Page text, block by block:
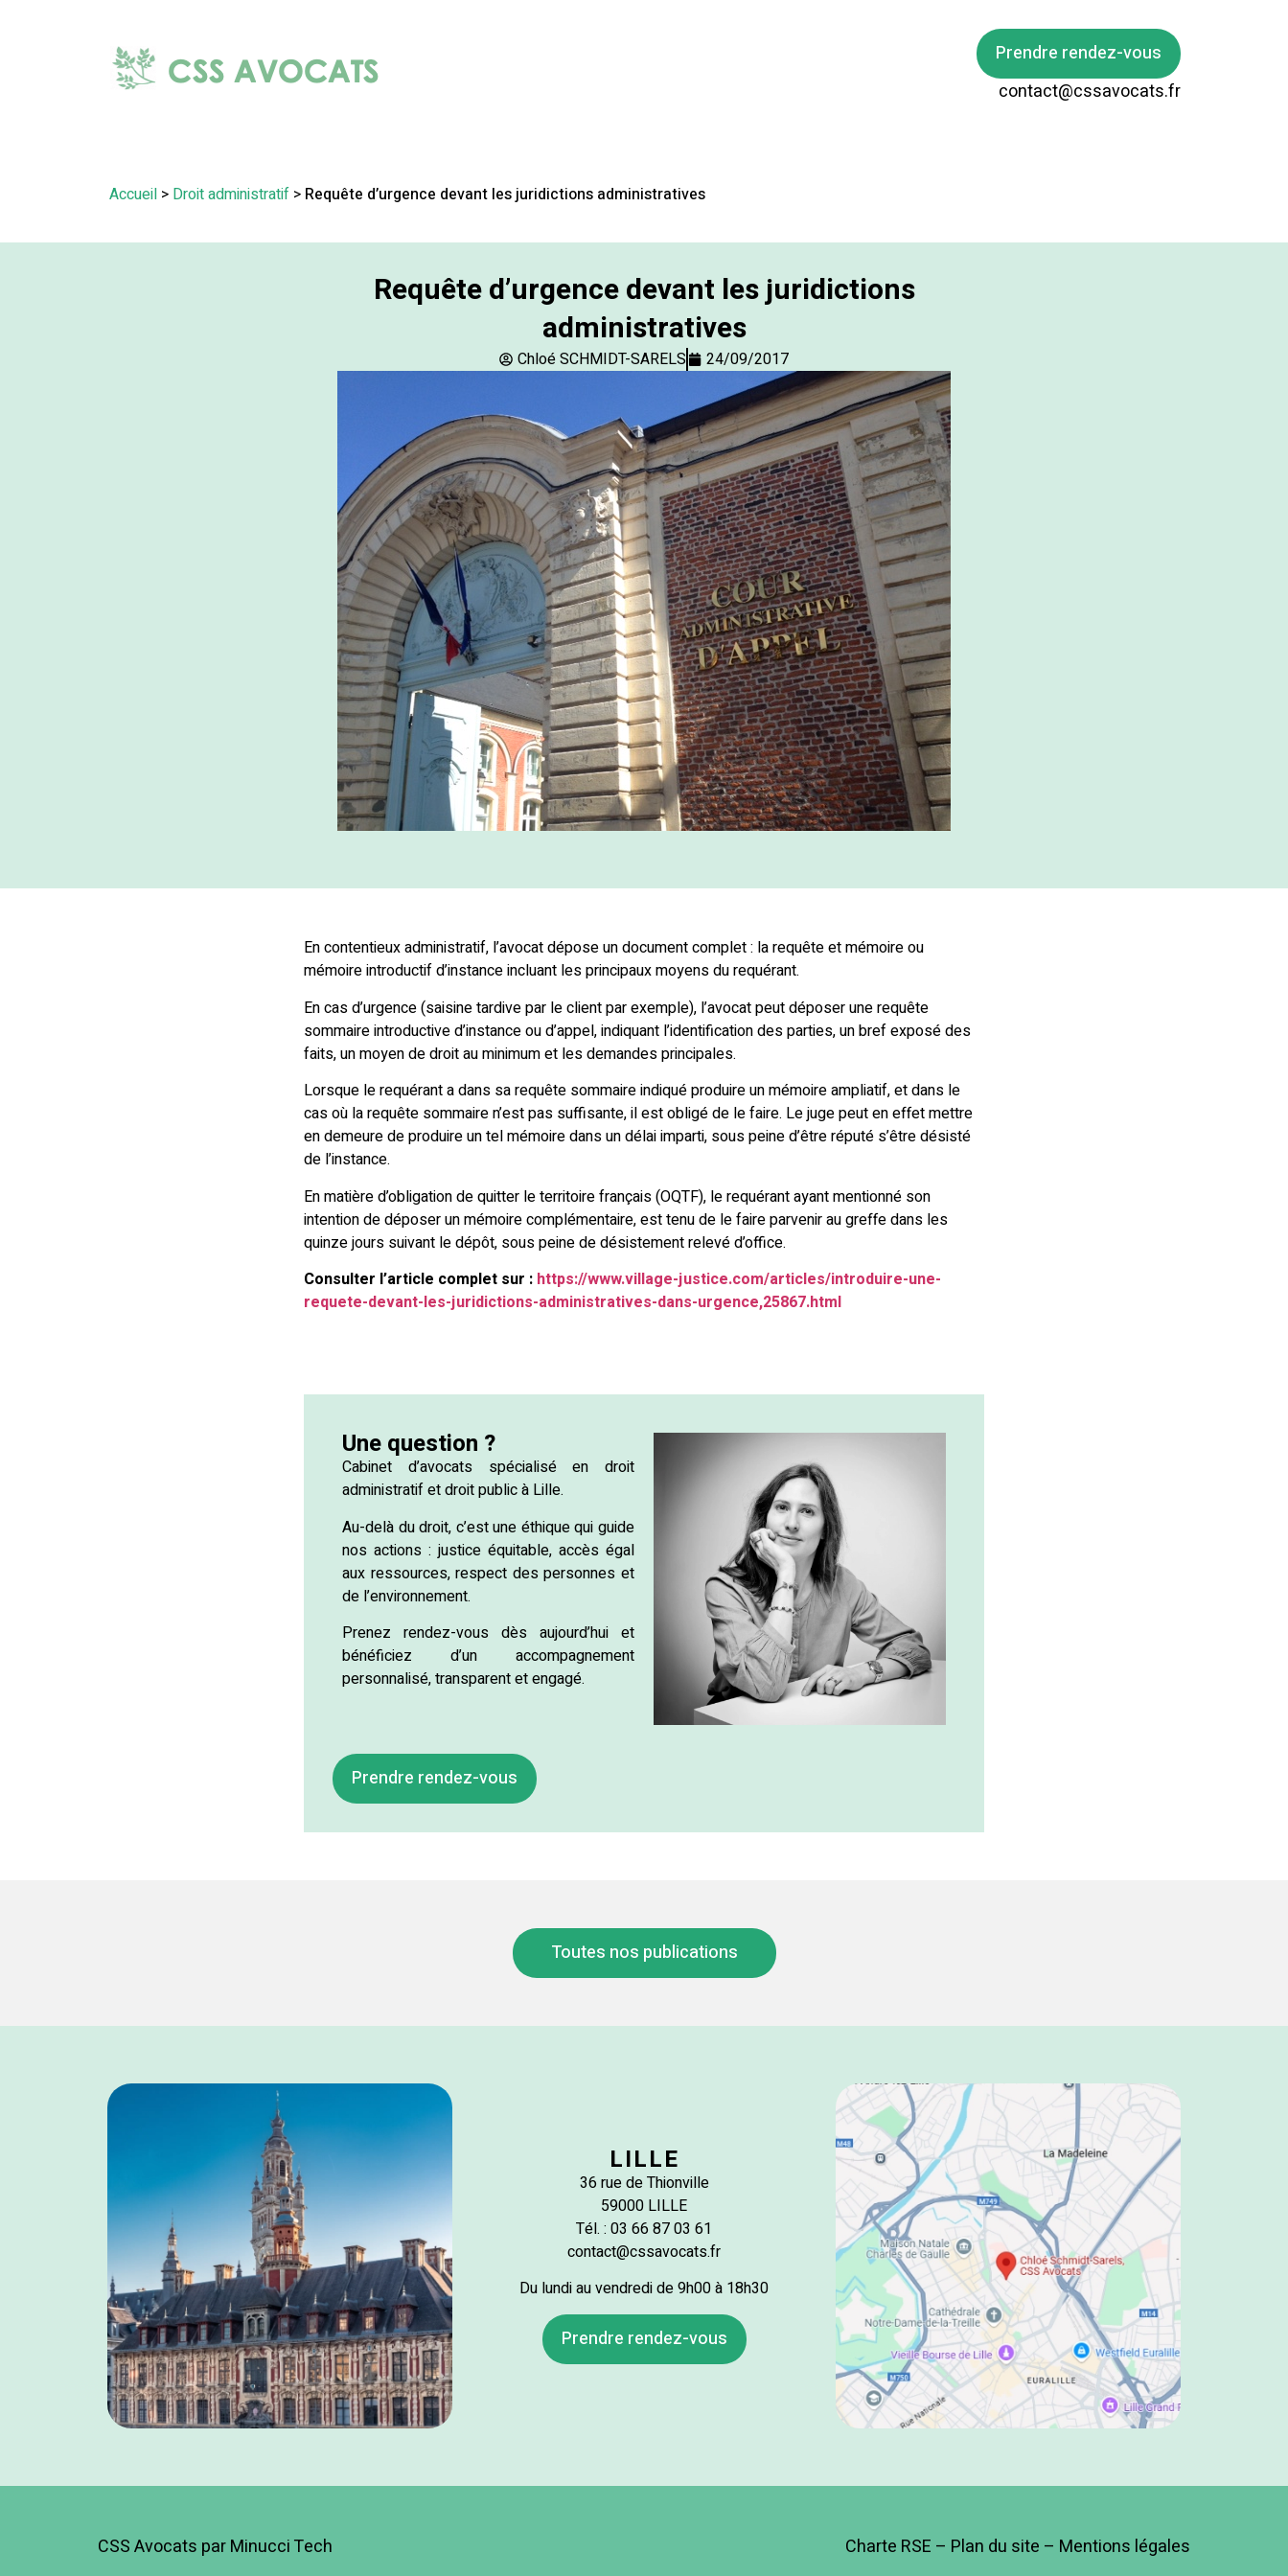
Prendre rendez-vous
contact@cssavocats.fr
Accueil > Droit administratif > Requête d’urgence devant les juridictions administratives
Requête d’urgence devant les juridictions
administratives
Chloé SCHMIDT-SARELS 24/09/2017
En contentieux administratif, l’avocat dépose un document complet : la requête et mémoire ou
mémoire introductif d’instance incluant les principaux moyens du requérant.
En cas d’urgence (saisine tardive par le client par exemple), l’avocat peut déposer une requête
sommaire introductive d’instance ou d’appel, indiquant l’identification des parties, un bref exposé des
faits, un moyen de droit au minimum et les demandes principales.
Lorsque le requérant a dans sa requête sommaire indiqué produire un mémoire ampliatif, et dans le
cas où la requête sommaire n’est pas suffisante, il est obligé de le faire. Le juge peut en effet mettre
en demeure de produire un tel mémoire dans un délai imparti, sous peine d’être réputé s’être désisté
de l’instance.
En matière d’obligation de quitter le territoire français (OQTF), le requérant ayant mentionné son
intention de déposer un mémoire complémentaire, est tenu de le faire parvenir au greffe dans les
quinze jours suivant le dépôt, sous peine de désistement relevé d’office.
Consulter l’article complet sur : https://www.village-justice.com/articles/introduire-une-
requete-devant-les-juridictions-administratives-dans-urgence,25867.html
Une question ?
Cabinet d’avocats spécialisé en droit
administratif et droit public à Lille.
Au-delà du droit, c’est une éthique qui guide
nos actions : justice équitable, accès égal
aux ressources, respect des personnes et
de l’environnement.
Prenez rendez-vous dès aujourd’hui et
bénéficiez d’un accompagnement
personnalisé, transparent et engagé.
Prendre rendez-vous
Toutes nos publications
LILLE
36 rue de Thionville
59000 LILLE
Tél. : 03 66 87 03 61
contact@cssavocats.fr
Du lundi au vendredi de 9h00 à 18h30
Prendre rendez-vous
CSS Avocats par Minucci Tech Charte RSE – Plan du site – Mentions légales